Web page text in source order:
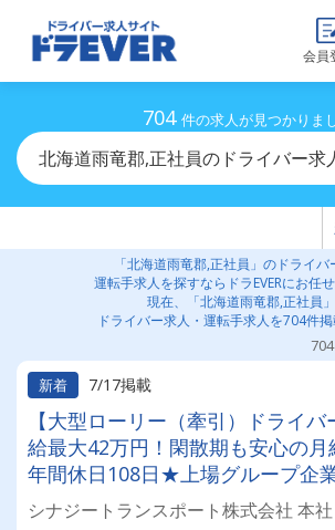
会員
704 件の求人が見つかりま
北海道雨竜郡,正社員のドライバー求
「北海道雨竜郡,正社員」のドライバ
運転手求人を探すならドラEVERにお任
現在、「北海道雨竜郡,正社員
ドライバー求人・運転手求人を704件掲
新着
7/17掲載
【大型ローリー（牽引）ドライ
給最大42万円！閑散期も安心の
年間休日108日★上場グループ企
退職金＆再雇用あり◎専属車両＆
シナジートランスポート株式会社 本社